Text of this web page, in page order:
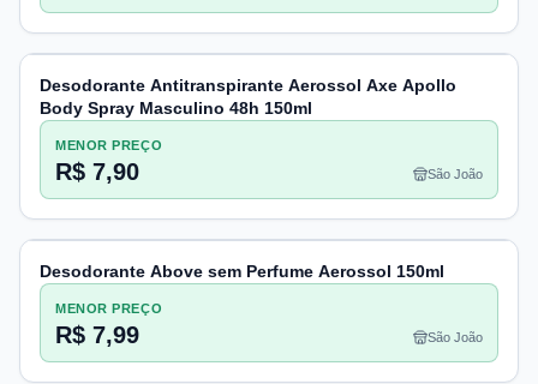
Desodorante Antitranspirante Aerossol Axe Apollo
Body Spray Masculino 48h 150ml
MENOR PREÇO
R$ 7,90 São João
Desodorante Above sem Perfume Aerossol 150ml
MENOR PREÇO
R$ 7,99 São João